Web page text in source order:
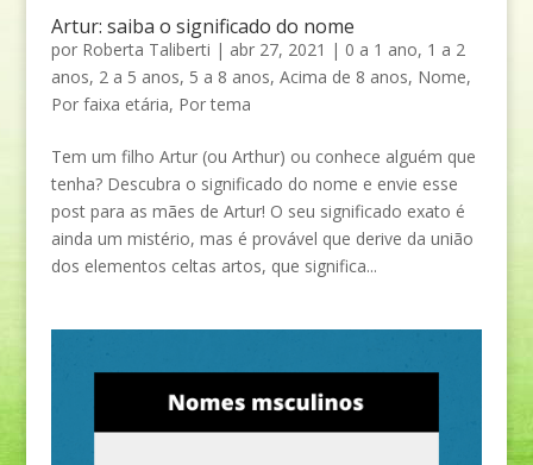
Artur: saiba o significado do nome
por Roberta Taliberti | abr 27, 2021 | 0 a 1 ano, 1 a 2
anos, 2 a 5 anos, 5 a 8 anos, Acima de 8 anos, Nome,
Por faixa etária, Por tema
Tem um filho Artur (ou Arthur) ou conhece alguém que
tenha? Descubra o significado do nome e envie esse
post para as mães de Artur! O seu significado exato é
ainda um mistério, mas é provável que derive da união
dos elementos celtas artos, que significa...